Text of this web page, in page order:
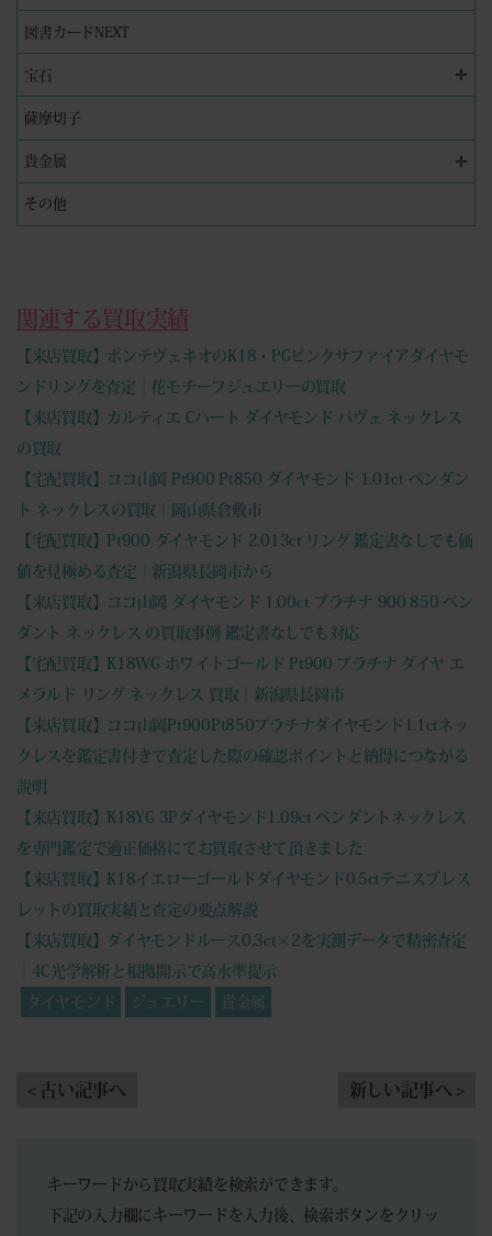
図書カードNEXT
宝石 ✛
薩摩切子
貴金属 ✛
その他
関連する買取実績
【来店買取】ポンテヴェキオのK18・PGピンクサファイアダイヤモ
ンドリングを査定｜花モチーフジュエリーの買取
【来店買取】カルティエ Cハート ダイヤモンド パヴェ ネックレス
の買取
【宅配買取】ココ山岡 Pt900 Pt850 ダイヤモンド 1.01ct ペンダン
ト ネックレスの買取｜岡山県倉敷市
【宅配買取】Pt900 ダイヤモンド 2.013ct リング 鑑定書なしでも価
値を見極める査定｜新潟県長岡市から
【来店買取】ココ山岡 ダイヤモンド 1.00ct プラチナ 900 850 ペン
ダント ネックレス の買取事例 鑑定書なしでも対応
【宅配買取】K18WG ホワイトゴールド Pt900 プラチナ ダイヤ エ
メラルド リング ネックレス 買取｜新潟県長岡市
【来店買取】ココ山岡Pt900Pt850プラチナダイヤモンド1.1ctネッ
クレスを鑑定書付きで査定した際の確認ポイントと納得につながる
説明
【来店買取】K18YG 3Pダイヤモンド1.09ct ペンダントネックレス
を専門鑑定で適正価格にてお買取させて頂きました
【来店買取】K18イエローゴールドダイヤモンド0.5ctテニスブレス
レットの買取実績と査定の要点解説
【来店買取】ダイヤモンドルース0.3ct×2を実測データで精密査定
｜4C光学解析と根拠開示で高水準提示
ダイヤモンド
ジュエリー 貴金属
< 古い記事へ 新しい記事へ >
キーワードから買取実績を検索ができます。
下記の入力欄にキーワードを入力後、検索ボタンをクリッ